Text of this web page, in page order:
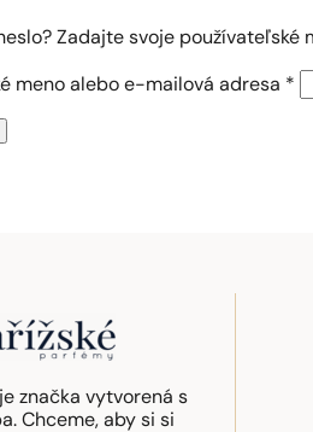
Zadajte svoje používateľské
meno alebo e-mailová adresa *
značka vytvorená s
Chceme, aby si si